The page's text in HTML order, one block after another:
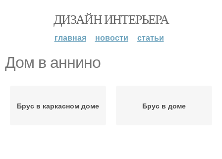
ДИЗАЙН ИНТЕРЬЕРА
главная новости статьи
Дом в аннино
Брус в каркасном доме Брус в доме